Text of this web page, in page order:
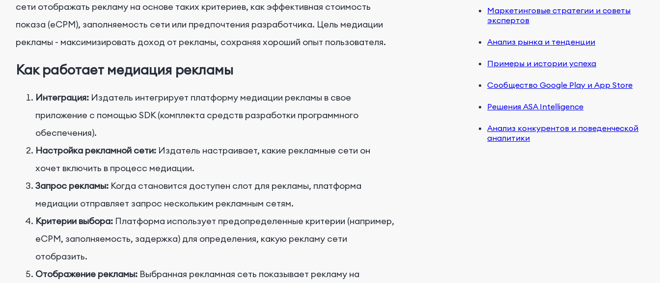
сети отображать рекламу на основе таких критериев, как эффективная стоимость
показа (eCPM), заполняемость сети или предпочтения разработчика. Цель медиации
рекламы - максимизировать доход от рекламы, сохраняя хороший опыт пользователя.
Как работает медиация рекламы
Интеграция: Издатель интегрирует платформу медиации рекламы в свое
приложение с помощью SDK (комплекта средств разработки программного
обеспечения).
Настройка рекламной сети: Издатель настраивает, какие рекламные сети он
хочет включить в процесс медиации.
Запрос рекламы: Когда становится доступен слот для рекламы, платформа
медиации отправляет запрос нескольким рекламным сетям.
Критерии выбора: Платформа использует предопределенные критерии (например,
eCPM, заполняемость, задержка) для определения, какую рекламу сети
отобразить.
Отображение рекламы: Выбранная рекламная сеть показывает рекламу на
Маркетинговые стратегии и советы
экспертов
Анализ рынка и тенденции
Примеры и истории успеха
Сообщество Google Play и App Store
Решения ASA Intelligence
Анализ конкурентов и поведенческой
аналитики